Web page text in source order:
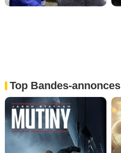
Top Bandes-annonces